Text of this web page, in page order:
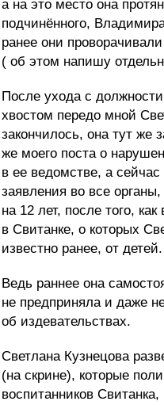
а на это место она
подчинённого,
ранее они
( об этом напишу
После ухода с
хвостом передо мной
закончилось, она тут же
же моего поста о
в ее ведомстве, а
заявления во все
на 12 лет, после того,
в Свитанке, о которых
известно ранее, от детей.
Ведь раннее она
не предприняла и даже
об издевательствах.
Светлана Кузнецова
(на скрине), которые
воспитанников